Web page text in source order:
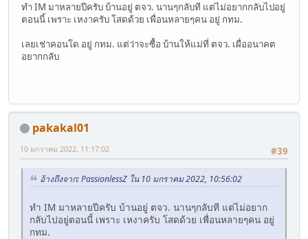
ทำ IM มาหลายปีครับ บ้านอยู่ ตจว. นานๆกลับที แต่ไม่อยากกลับไปอยู่
ตอนนี้ เพราะ เหงาครับ โสดด้วย เพื่อนหลายๆคน อยู่ กทม.
เลยเช่าคอนโด อยู่ กทม. แต่ว่าจะซื้อ บ้านให้แม่ที่ ตจว. เผื่ออนาคต
อยากกลับ
pakakal01
#39
10 มกราคม 2022, 11:17:02
อ้างถึงจาก: PassionlessZ ใน 10 มกราคม 2022, 10:56:02
ทำ IM มาหลายปีครับ บ้านอยู่ ตจว. นานๆกลับที แต่ไม่อยาก
กลับไปอยู่ตอนนี้ เพราะ เหงาครับ โสดด้วย เพื่อนหลายๆคน อยู่
กทม.